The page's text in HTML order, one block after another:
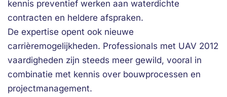
kennis preventief werken aan waterdichte
contracten en heldere afspraken.
De expertise opent ook nieuwe
carrièremogelijkheden. Professionals met UAV 2012
vaardigheden zijn steeds meer gewild, vooral in
combinatie met kennis over bouwprocessen en
projectmanagement.